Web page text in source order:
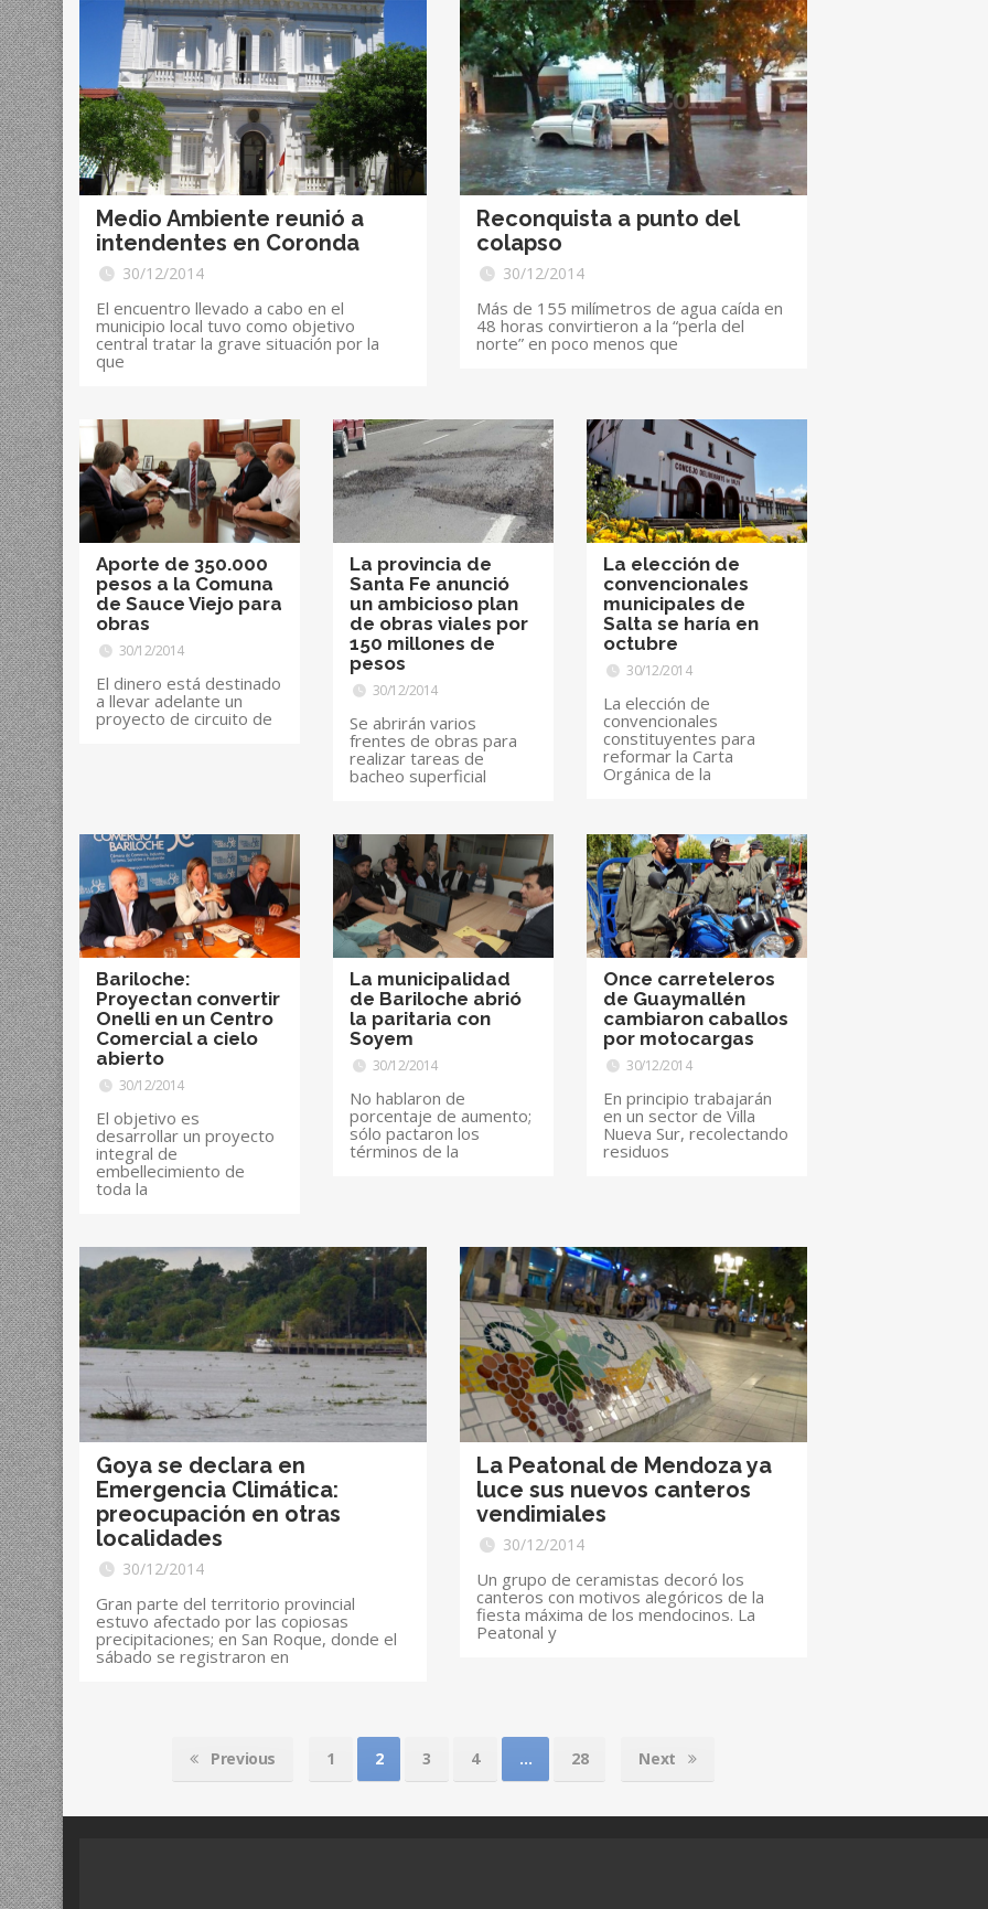
Medio Ambiente reunió a
intendentes en Coronda
30/12/2014
El encuentro llevado a cabo en el
municipio local tuvo como objetivo
central tratar la grave situación por la
que
Reconquista a punto del
colapso
30/12/2014
Más de 155 milímetros de agua caída en
48 horas convirtieron a la “perla del
norte” en poco menos que
Aporte de 350.000
pesos a la Comuna
de Sauce Viejo para
obras
30/12/2014
El dinero está destinado
a llevar adelante un
proyecto de circuito de
La provincia de
Santa Fe anunció
un ambicioso plan
de obras viales por
150 millones de
pesos
30/12/2014
Se abrirán varios
frentes de obras para
realizar tareas de
bacheo superficial
La elección de
convencionales
municipales de
Salta se haría en
octubre
30/12/2014
La elección de
convencionales
constituyentes para
reformar la Carta
Orgánica de la
Bariloche:
Proyectan convertir
Onelli en un Centro
Comercial a cielo
abierto
30/12/2014
El objetivo es
desarrollar un proyecto
integral de
embellecimiento de
toda la
La municipalidad
de Bariloche abrió
la paritaria con
Soyem
30/12/2014
No hablaron de
porcentaje de aumento;
sólo pactaron los
términos de la
Once carreteleros
de Guaymallén
cambiaron caballos
por motocargas
30/12/2014
En principio trabajarán
en un sector de Villa
Nueva Sur, recolectando
residuos
Goya se declara en
Emergencia Climática:
preocupación en otras
localidades
30/12/2014
Gran parte del territorio provincial
estuvo afectado por las copiosas
precipitaciones; en San Roque, donde el
sábado se registraron en
La Peatonal de Mendoza ya
luce sus nuevos canteros
vendimiales
30/12/2014
Un grupo de ceramistas decoró los
canteros con motivos alegóricos de la
fiesta máxima de los mendocinos. La
Peatonal y
Previous 1 2 3 4 … 28 Next